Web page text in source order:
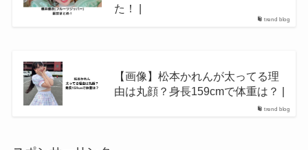
trend blog
た！ |
trend blog
【画像】松本かれんが太ってる理
由は丸顔？身長159cmで体重は？ |